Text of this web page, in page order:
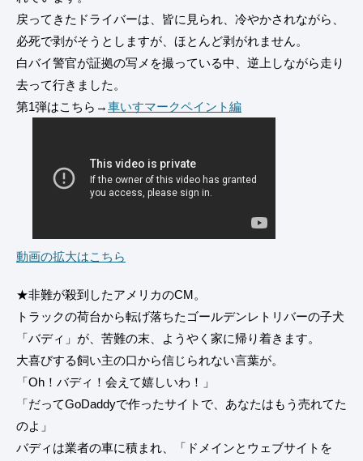
戻ってきたドライバーは、皆に見られ、冷やかされながら、
必死で剥がそうとしますが、ほとんど剥がれません。
白バイ警官が証拠の写メを撮っている中、逆上しながら走り
去って行きました。
第1弾はこちら→車いすマークペイント編
動画の拡大はこちら
★非難が殺到したアメリカのCM。
トラックの荷台から転げ落ちたゴールデンレトリバーの子犬
「バディ」が、苦難の末、ようやく家に帰り着きます。
大喜びする飼い主の口から信じられない言葉が。
「Oh！バディ！会えて嬉しいわ！」
「だってGoDaddyで作ったサイトで、あなたはもう売れてた
のよ」
バディは業者の車に積まれ、「ドメインとウェブサイトを